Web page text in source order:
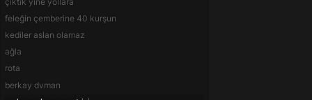
feleğin çemberine 40 kurşun
kediler aslan olamaz
ağla
rota
berkay dvman